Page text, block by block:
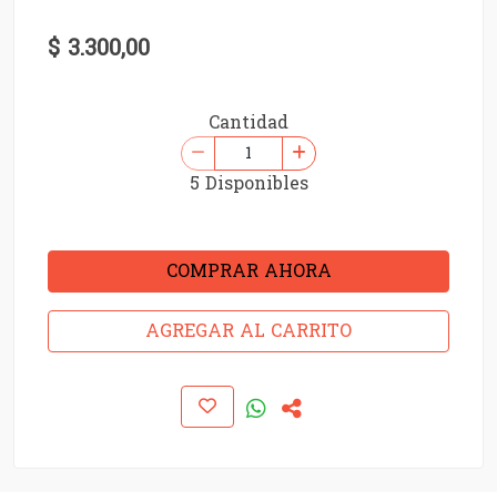
$ 3.300,00
Cantidad
5 Disponibles
COMPRAR AHORA
AGREGAR AL CARRITO